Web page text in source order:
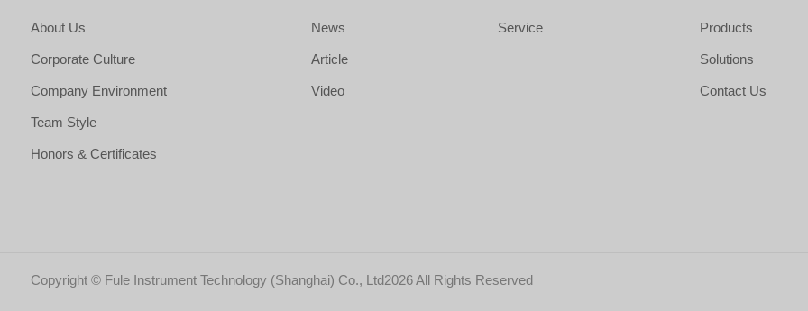
About Us
Corporate Culture
Company Environment
Team Style
Honors & Certificates
News
Article
Video
Service Products
Solutions
Contact Us
Copyright © Fule Instrument Technology (Shanghai) Co., Ltd2026 All Rights Reserved